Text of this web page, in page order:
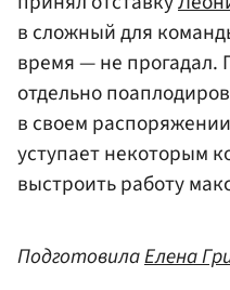
в сложный для
время — не прогадал.
отдельно
в своем
уступает некоторым
выстроить работу
ПодготовилаЕлена